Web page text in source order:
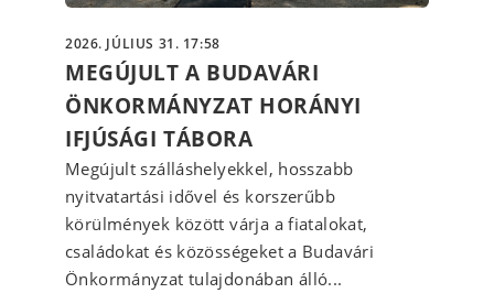
2026. JÚLIUS 31. 17:58
MEGÚJULT A BUDAVÁRI
ÖNKORMÁNYZAT HORÁNYI
IFJÚSÁGI TÁBORA
Megújult szálláshelyekkel, hosszabb
nyitvatartási idővel és korszerűbb
körülmények között várja a fiatalokat,
családokat és közösségeket a Budavári
Önkormányzat tulajdonában álló...